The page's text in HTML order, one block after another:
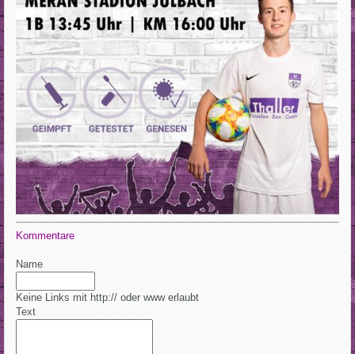
Kommentare
Name
Keine Links mit http:// oder www erlaubt
Text